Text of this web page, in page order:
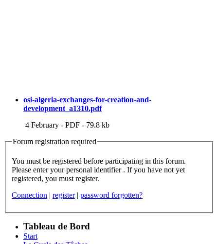
osi-algeria-exchanges-for-creation-and-
development_a1310.pdf
4 February - PDF - 79.8 kb
Forum registration required
You must be registered before participating in this forum.
Please enter your personal identifier . If you have not yet
registered, you must register.
Connection | register | password forgotten?
Tableau de Bord
Start